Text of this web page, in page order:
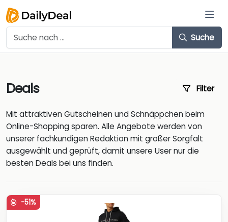
Suche
Deals Filter
Mit attraktiven Gutscheinen und Schnäppchen beim
Online-Shopping sparen. Alle Angebote werden von
unserer fachkundigen Redaktion mit großer Sorgfalt
ausgewählt und geprüft, damit unsere User nur die
besten Deals bei uns finden.
-51%